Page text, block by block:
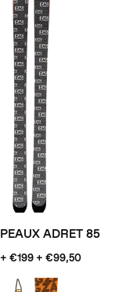
PEAUX ADRET 85
+ €199 + €99,50